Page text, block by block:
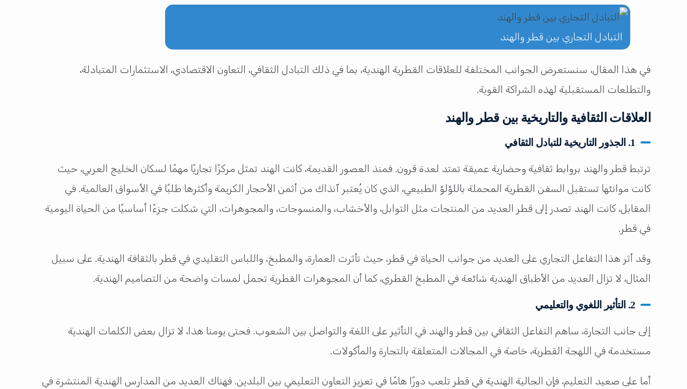
التبادل التجاري بين قطر والهند
في هذا المقال، سنستعرض الجوانب المختلفة للعلاقات القطرية الهندية، بما في ذلك التبادل الثقافي، التعاون الاقتصادي، الاستثمارات المتبادلة،
والتطلعات المستقبلية لهذه الشراكة القوية.
العلاقات الثقافية والتاريخية بين قطر والهند
1. الجذور التاريخية للتبادل الثقافي
ترتبط قطر والهند بروابط ثقافية وحضارية عميقة تمتد لعدة قرون. فمنذ العصور القديمة، كانت الهند تمثل مركزًا تجاريًا مهمًا لسكان الخليج العربي، حيث
كانت موانئها تستقبل السفن القطرية المحملة باللؤلؤ الطبيعي، الذي كان يُعتبر آنذاك من أثمن الأحجار الكريمة وأكثرها طلبًا في الأسواق العالمية. في
المقابل، كانت الهند تصدر إلى قطر العديد من المنتجات مثل التوابل، والأخشاب، والمنسوجات، والمجوهرات، التي شكلت جزءًا أساسيًا من الحياة اليومية
في قطر.
وقد أثر هذا التفاعل التجاري على العديد من جوانب الحياة في قطر، حيث تأثرت العمارة، والمطبخ، واللباس التقليدي في قطر بالثقافة الهندية. على سبيل
المثال، لا تزال العديد من الأطباق الهندية شائعة في المطبخ القطري، كما أن المجوهرات القطرية تحمل لمسات واضحة من التصاميم الهندية.
2. التأثير اللغوي والتعليمي
إلى جانب التجارة، ساهم التفاعل الثقافي بين قطر والهند في التأثير على اللغة والتواصل بين الشعوب. فحتى يومنا هذا، لا تزال بعض الكلمات الهندية
مستخدمة في اللهجة القطرية، خاصة في المجالات المتعلقة بالتجارة والمأكولات.
أما على صعيد التعليم، فإن الجالية الهندية في قطر تلعب دورًا هامًا في تعزيز التعاون التعليمي بين البلدين. فهناك العديد من المدارس الهندية المنتشرة في